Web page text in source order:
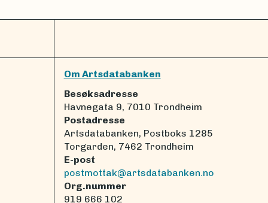
Om Artsdatabanken
Besøksadresse
Havnegata 9, 7010 Trondheim
Postadresse
Artsdatabanken, Postboks 1285
Torgarden, 7462 Trondheim
E-post
postmottak@artsdatabanken.no
Org.nummer
919 666 102